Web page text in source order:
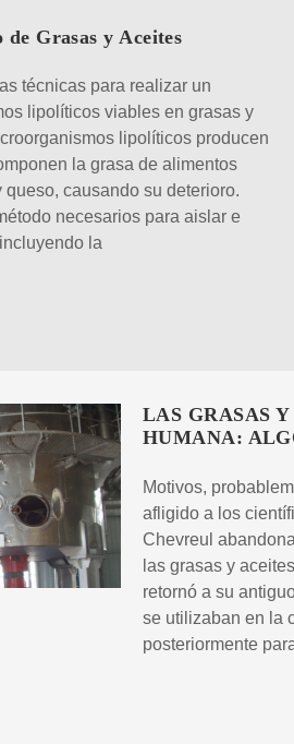
Grasas y Aceites
técnicas para realizar un
lipolíticos viables en grasas y
lipolíticos producen
la grasa de alimentos
causando su deterioro.
necesarios para aislar e
la
LAS GRASAS
HUMANA:
Motivos,
afligido a los
Chevreul
las grasas y
retornó a su
se utilizaban en la
posteriormente